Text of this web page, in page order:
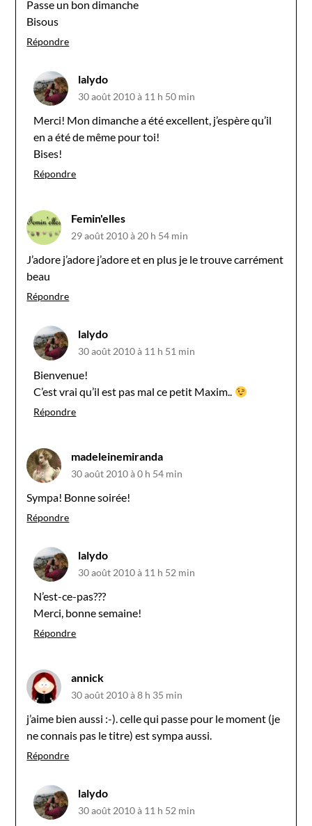
Passe un bon dimanche
Bisous
Répondre
lalydo
30 août 2010 à 11 h 50 min
Merci! Mon dimanche a été excellent, j’espère qu’il
en a été de même pour toi!
Bises!
Répondre
Femin'elles
29 août 2010 à 20 h 54 min
J’adore j’adore j’adore et en plus je le trouve carrément
beau
Répondre
lalydo
30 août 2010 à 11 h 51 min
Bienvenue!
C’est vrai qu’il est pas mal ce petit Maxim..
Répondre
madeleinemiranda
30 août 2010 à 0 h 54 min
Sympa! Bonne soirée!
Répondre
lalydo
30 août 2010 à 11 h 52 min
N’est-ce-pas???
Merci, bonne semaine!
Répondre
annick
30 août 2010 à 8 h 35 min
j’aime bien aussi :-). celle qui passe pour le moment (je
ne connais pas le titre) est sympa aussi.
Répondre
lalydo
30 août 2010 à 11 h 52 min